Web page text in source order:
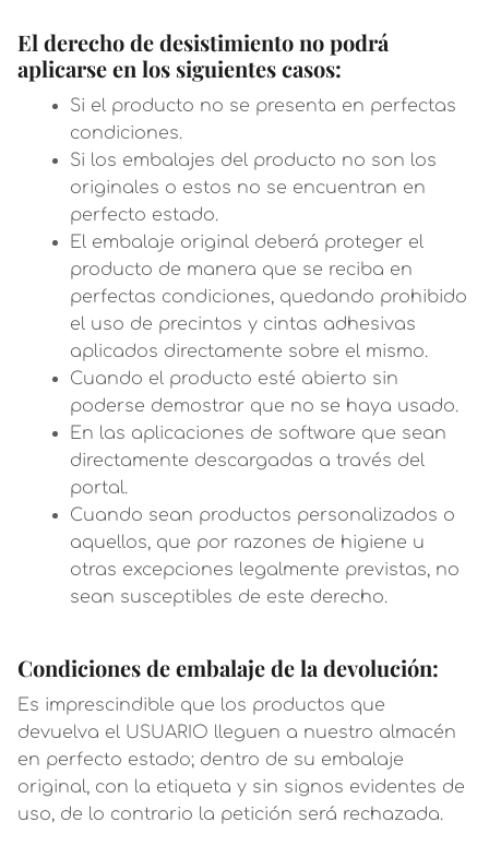
El derecho de desistimiento no podrá
aplicarse en los siguientes casos:
Si el producto no se presenta en perfectas
condiciones.
Si los embalajes del producto no son los
originales o estos no se encuentran en
perfecto estado.
El embalaje original deberá proteger el
producto de manera que se reciba en
perfectas condiciones, quedando prohibido
el uso de precintos y cintas adhesivas
aplicados directamente sobre el mismo.
Cuando el producto esté abierto sin
poderse demostrar que no se haya usado.
En las aplicaciones de software que sean
directamente descargadas a través del
portal.
Cuando sean productos personalizados o
aquellos, que por razones de higiene u
otras excepciones legalmente previstas, no
sean susceptibles de este derecho.
Condiciones de embalaje de la devolución:
Es imprescindible que los productos que
devuelva el USUARIO lleguen a nuestro almacén
en perfecto estado; dentro de su embalaje
original, con la etiqueta y sin signos evidentes de
uso, de lo contrario la petición será rechazada.